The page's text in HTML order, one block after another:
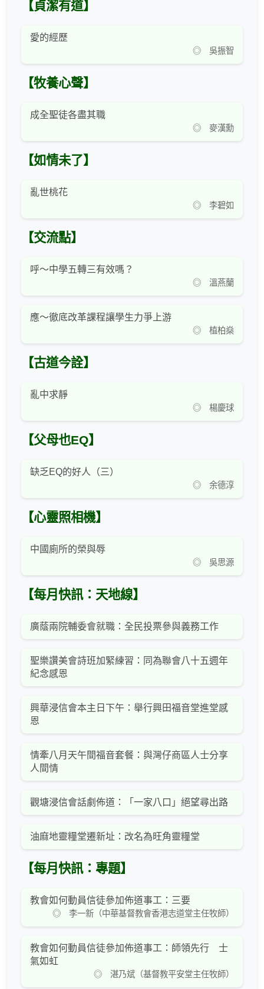
【貞潔有道】
愛的經歷
◎ 吳振智
【牧養心聲】
成全聖徒各盡其職
◎ 麥漢勳
【如情未了】
亂世桃花
◎ 李碧如
【交流點】
呼～中學五轉三有效嗎？
◎ 溫燕蘭
應～徹底改革課程讓學生力爭上游
◎ 植柏燊
【古道今詮】
亂中求靜
◎ 楊慶球
【父母也EQ】
缺乏EQ的好人（三）
◎ 余德淳
【心靈照相機】
中國廁所的榮與辱
◎ 吳思源
【每月快訊：天地線】
廣蔭兩院輔委會就職：全民投票參與義務工作
聖樂讚美會詩班加緊練習：同為聯會八十五週年
紀念感恩
興華浸信會本主日下午：舉行興田福音堂進堂感
恩
情牽八月天午間福音套餐：與灣仔商區人士分享
人間情
觀塘浸信會話劇佈道：「一家八口」絕望尋出路
油麻地靈糧堂遷新址：改名為旺角靈糧堂
【每月快訊：專題】
教會如何動員信徒參加佈道事工：三要
◎ 李一新（中華基督教會香港志道堂主任牧師）
教會如何動員信徒參加佈道事工：師領先行 士
氣如虹
◎ 湛乃斌（基督教平安堂主任牧師）